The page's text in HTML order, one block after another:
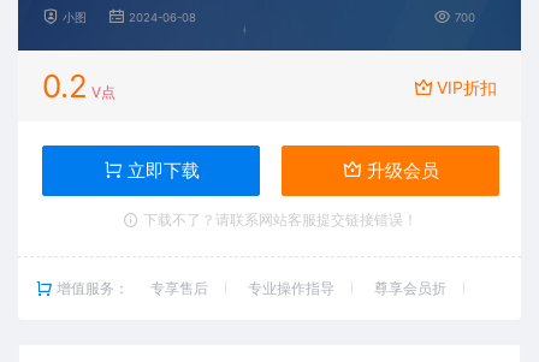
小图 2024-06-08 700
0.2 V点 VIP折扣
立即下载 升级会员
下载不了？请联系网站客服提交链接错误！
增值服务： 专享售后 专业操作指导 尊享会员折